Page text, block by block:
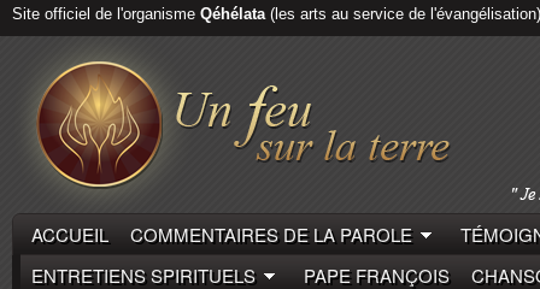
Site officiel de l'organisme Qéhélata(les arts au service de l'évangélisation)
ACCUEIL COMMENTAIRES DE LA PAROLE
ENTRETIENS SPIRITUELS
PAPE FRANÇOIS